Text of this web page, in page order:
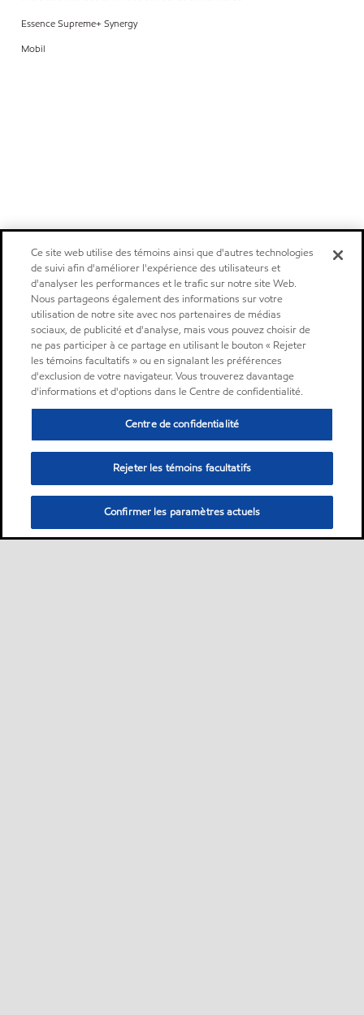
Essence Supreme+ Synergy
Mobil
Ce site web utilise des témoins ainsi que d'autres technologies
de suivi afin d'améliorer l'expérience des utilisateurs et
d'analyser les performances et le trafic sur notre site Web.
Nous partageons également des informations sur votre
utilisation de notre site avec nos partenaires de médias
sociaux, de publicité et d'analyse, mais vous pouvez choisir de
ne pas participer à ce partage en utilisant le bouton « Rejeter
les témoins facultatifs » ou en signalant les préférences
d'exclusion de votre navigateur. Vous trouverez davantage
d'informations et d'options dans le Centre de confidentialité.
Centre de confidentialité
Rejeter les témoins facultatifs
Confirmer les paramètres actuels